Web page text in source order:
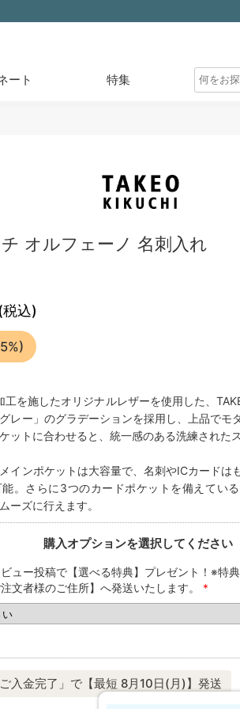
ート 特集
オルフェーノ 名刺入れ
税込)
工を施したオリジナルレザーを使用した、
レー」のグラデーションを採用し、上品でモ
ットに合わせると、統一感のある洗練されたス
インポケットは大容量で、名刺やICカードは
。さらに3つのカードポケットを備えてい
ーズに行えます。
購入オプションを選択してください
ュー投稿で【選べる特典】プレゼント！※特
文者様のご住所】へ発送いたします。
*
入金完了」で【最短 8月10日(月)】発送